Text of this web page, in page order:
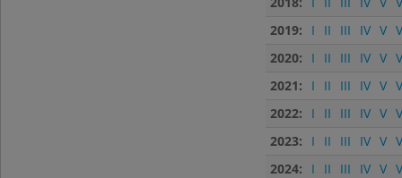
2019:
I II III IV V
2020:
I II III IV V
2021:
I II III IV V
2022:
I II III IV V
2023:
I II III IV V
2024:
I II III IV V